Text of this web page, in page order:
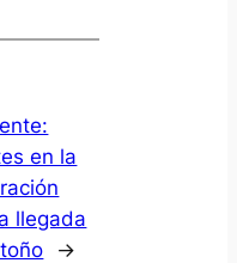
en la
llegada
→